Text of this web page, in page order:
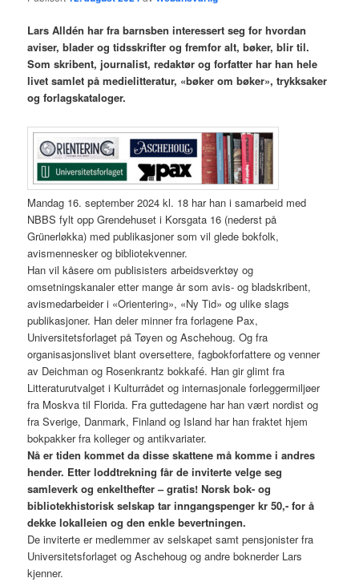
Lars Alldén har fra barnsben interessert seg for hvordan
aviser, blader og tidsskrifter og fremfor alt, bøker, blir til.
Som skribent, journalist, redaktør og forfatter har han hele
livet samlet på medielitteratur, «bøker om bøker», trykksaker
og forlagskataloger.
Mandag 16. september 2024 kl. 18 har han i samarbeid med
NBBS fylt opp Grendehuset i Korsgata 16 (nederst på
Grünerløkka) med publikasjoner som vil glede bokfolk,
avismennesker og bibliotekvenner.
Han vil kåsere om publisisters arbeidsverktøy og
omsetningskanaler etter mange år som avis- og bladskribent,
avismedarbeider i «Orientering», «Ny Tid» og ulike slags
publikasjoner. Han deler minner fra forlagene Pax,
Universitetsforlaget på Tøyen og Aschehoug. Og fra
organisasjonslivet blant oversettere, fagbokforfattere og venner
av Deichman og Rosenkrantz bokkafé. Han gir glimt fra
Litteraturutvalget i Kulturrådet og internasjonale forleggermiljøer
fra Moskva til Florida. Fra guttedagene har han vært nordist og
fra Sverige, Danmark, Finland og Island har han fraktet hjem
bokpakker fra kolleger og antikvariater.
Nå er tiden kommet da disse skattene må komme i andres
hender. Etter loddtrekning får de inviterte velge seg
samleverk og enkelthefter – gratis! Norsk bok- og
bibliotekhistorisk selskap tar inngangspenger kr 50,- for å
dekke lokalleien og den enkle bevertningen.
De inviterte er medlemmer av selskapet samt pensjonister fra
Universitetsforlaget og Aschehoug og andre boknerder Lars
kjenner.